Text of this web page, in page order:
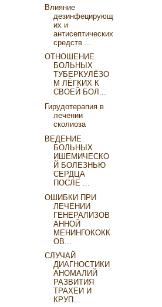
Влияние
дезинфецирующ
их и
антисептических
средств ...
ОТНОШЕНИЕ
БОЛЬНЫХ
ТУБЕРКУЛЁЗО
М ЛЁГКИХ К
СВОЕЙ БОЛ...
Гирудотерапия в
лечении
сколиоза
ВЕДЕНИЕ
БОЛЬНЫХ
ИШЕМИЧЕСКО
Й БОЛЕЗНЬЮ
СЕРДЦА
ПОСЛЕ ...
ОШИБКИ ПРИ
ЛЕЧЕНИИ
ГЕНЕРАЛИЗОВ
АННОЙ
МЕНИНГОКОКК
ОВ...
СЛУЧАЙ
ДИАГНОСТИКИ
АНОМАЛИЙ
РАЗВИТИЯ
ТРАХЕИ И
КРУП...